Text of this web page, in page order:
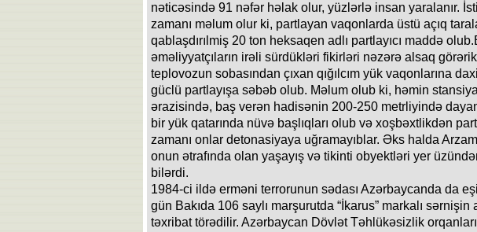
nəticəsində 91 nəfər həlak olur, yüzlərlə insan yaralanır.
zamanı məlum olur ki, partlayan vaqonlarda üstü açıq
qablaşdırılmiş 20 ton heksaqen adlı partlayıcı maddə
əməliyyatçıların irəli sürdükləri fikirləri nəzərə alsaq
teplovozun sobasından çıxan qığılcım yük vaqonlarına
güclü partlayışa səbəb olub. Məlum olub ki, həmin
ərazisində, baş verən hadisənin 200-250 metrliyində
bir yük qatarında nüvə başlıqları olub və xoşbəxtlikdən
zamanı onlar detonasiyaya uğramayıblar. Əks halda
onun ətrafında olan yaşayış və tikinti obyektləri yer
bilərdi.
1984-ci ildə erməni terrorunun sədası Azərbaycanda da
gün Bakıda 106 saylı marşurutda “İkarus” markalı sərnişin
təxribat törədilir. Azərbaycan Dövlət Təhlükəsizlik